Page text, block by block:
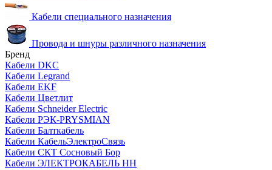
Кабели специального назначения
Провода и шнуры различного назначения
Бренд
Кабели DKC
Кабели Legrand
Кабели EKF
Кабели Цветлит
Кабели Schneider Electric
Кабели РЭК-PRYSMIAN
Кабели Балткабель
Кабели КабельЭлектроСвязь
Кабели СКТ Сосновый Бор
Кабели ЭЛЕКТРОКАБЕЛЬ НН